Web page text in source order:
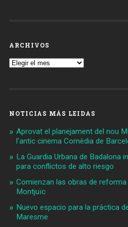
ARCHIVOS
Archivos
NOTICIAS MÁS LEIDAS
Aprovat el planejament del nou
l'antic cinema Comèdia de
La Guardia Urbana de Badalona
para conflictos de alto riesgo
Comienzan las obras de
Montjuïc
Nuevo espacio para la práctica
Maresme